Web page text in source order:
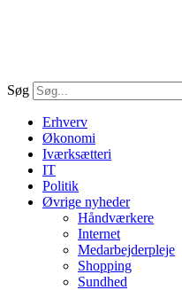
Søg
Erhverv
Økonomi
Iværksætteri
IT
Politik
Øvrige nyheder
Håndværkere
Internet
Medarbejderpleje
Shopping
Sundhed